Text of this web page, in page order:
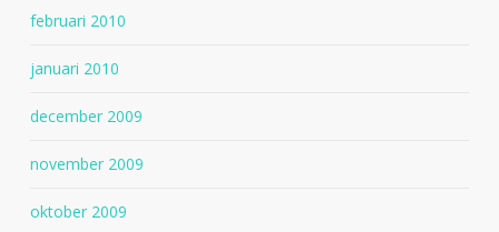
februari 2010
januari 2010
december 2009
november 2009
oktober 2009